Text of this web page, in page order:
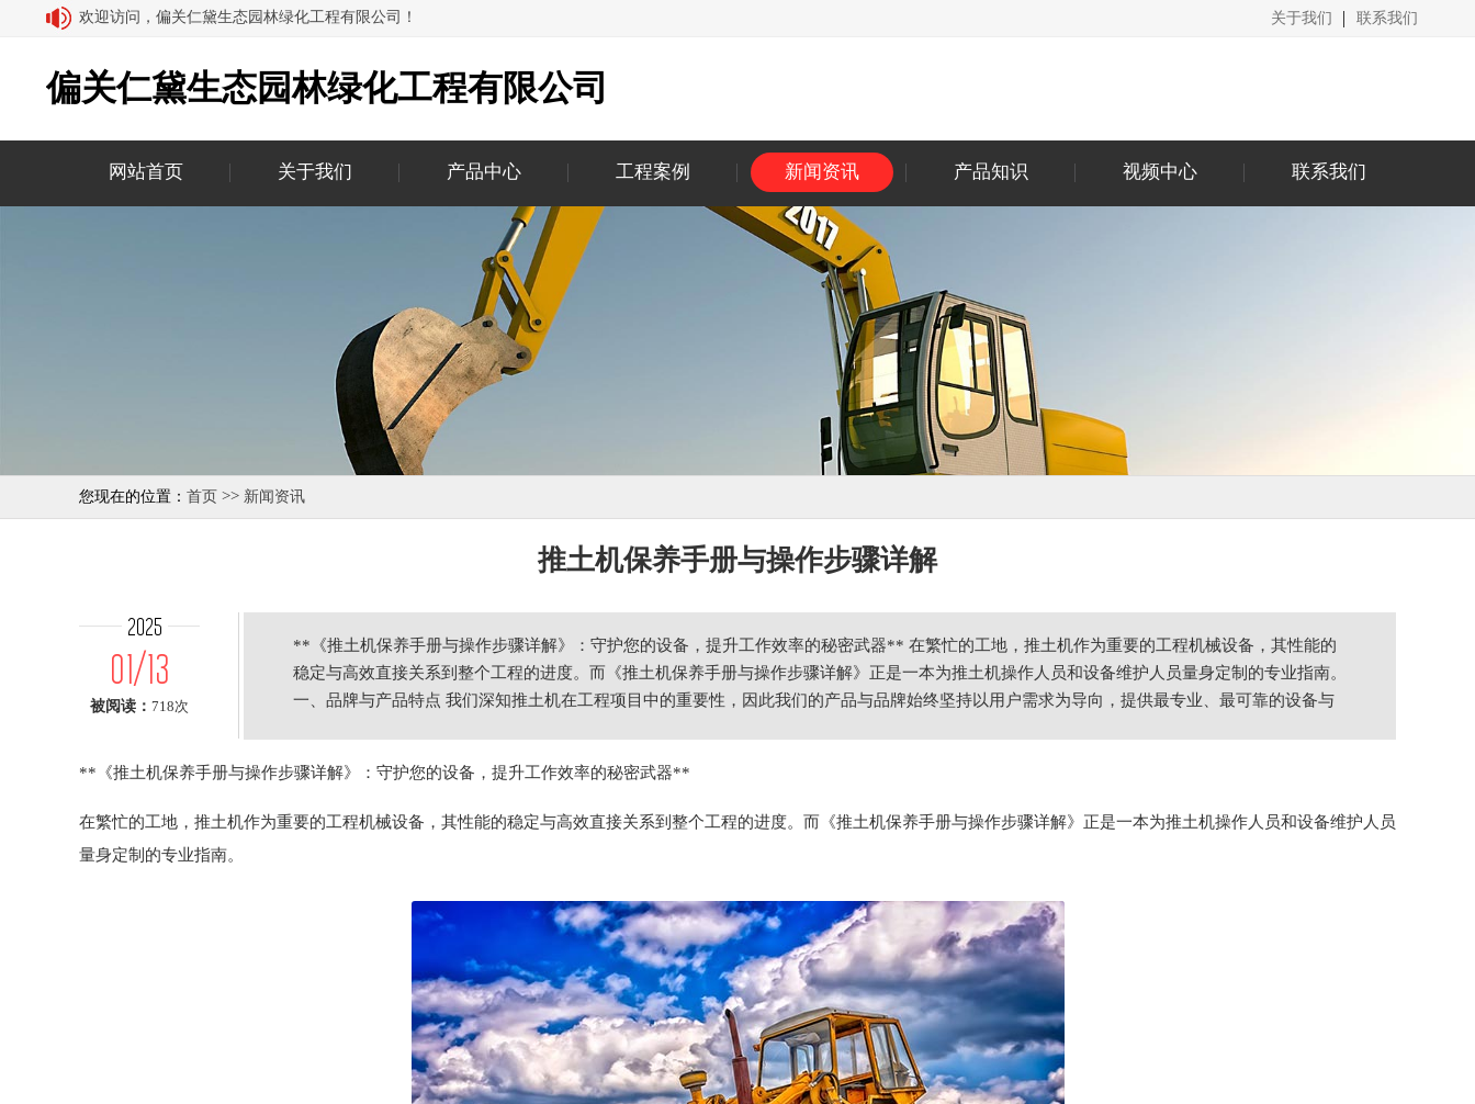
欢迎访问，偏关仁黛生态园林绿化工程有限公司！ 关于我们 联系我们
偏关仁黛生态园林绿化工程有限公司
网站首页 关于我们 产品中心 工程案例 新闻资讯 产品知识 视频中心 联系我们
您现在的位置： 首页 >> 新闻资讯
推土机保养手册与操作步骤详解
2025
01/13
被阅读： 718次
**《推土机保养手册与操作步骤详解》：守护您的设备，提升工作效率的秘密武器** 在繁忙的工地，推土机作为重要的工程机械设备，其性能的
稳定与高效直接关系到整个工程的进度。而《推土机保养手册与操作步骤详解》正是一本为推土机操作人员和设备维护人员量身定制的专业指南。
一、品牌与产品特点 我们深知推土机在工程项目中的重要性，因此我们的产品与品牌始终坚持以用户需求为导向，提供最专业、最可靠的设备与
**《推土机保养手册与操作步骤详解》：守护您的设备，提升工作效率的秘密武器**
在繁忙的工地，推土机作为重要的工程机械设备，其性能的稳定与高效直接关系到整个工程的进度。而《推土机保养手册与操作步骤详解》正是一本为推土机操作人员和设备维护人员
量身定制的专业指南。